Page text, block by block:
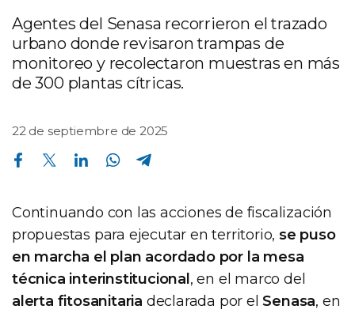
Agentes del Senasa recorrieron el trazado
urbano donde revisaron trampas de
monitoreo y recolectaron muestras en más
de 300 plantas cítricas.
22 de septiembre de 2025
Compartir en Facebook Compartir en Twitter Compartir en Linkedin Compartir en Whatsapp
Continuando con las acciones de fiscalización
propuestas para ejecutar en territorio, se puso
en marcha el plan acordado por la mesa
técnica interinstitucional , en el marco del
alerta fitosanitaria declarada por elSenasa, en